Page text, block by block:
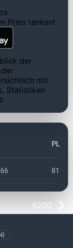
Preis tanken!
der
mit
Statistiken
PLZ
8192
8200